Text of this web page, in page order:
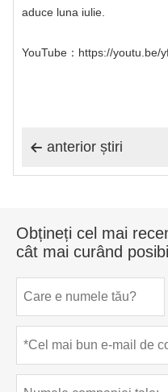
aduce luna iulie.
YouTube ：https://youtu.be/
 anterior știri
Obțineți cel mai
cât mai curând